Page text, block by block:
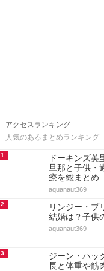
アクセスランキング
人気のあるまとめランキング
1
ドーキンズ英
旦那と子供・
療を総まとめ
aquanaut369
2
リンジー・ブ
結婚は？子供
aquanaut369
3
ジーン・ハッ
長と体重や筋